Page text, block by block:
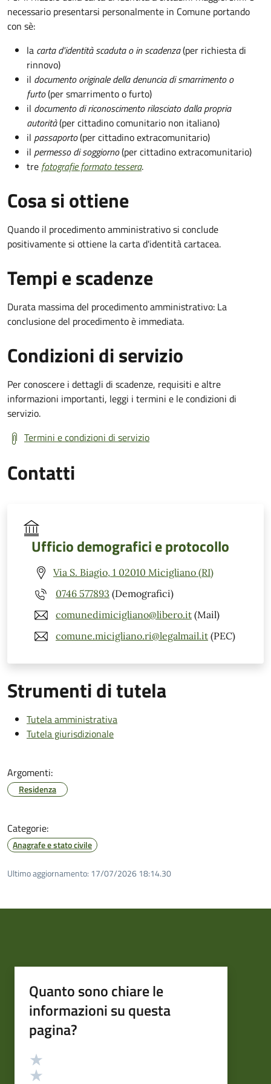
necessario presentarsi personalmente in Comune portando
con sè:
la carta d'identità scaduta o in scadenza(per richiesta di
rinnovo)
il documento originale della denuncia di smarrimento o
furto(per smarrimento o furto)
il documento di riconoscimento rilasciato dalla propria
autorità(per cittadino comunitario non italiano)
il passaporto(per cittadino extracomunitario)
il permesso di soggiorno(per cittadino extracomunitario)
tre fotografie formato tessera.
Cosa si ottiene
Quando il procedimento amministrativo si conclude
positivamente si ottiene la carta d'identità cartacea.
Tempi e scadenze
Durata massima del procedimento amministrativo: La
conclusione del procedimento è immediata.
Condizioni di servizio
Per conoscere i dettagli di scadenze, requisiti e altre
informazioni importanti, leggi i termini e le condizioni di
servizio.
Termini e condizioni di servizio
Contatti
Ufficio demografici e protocollo
Via S. Biagio, 1 02010 Micigliano (RI)
0746 577893 (Demografici)
comunedimicigliano@libero.it (Mail)
comune.micigliano.ri@legalmail.it (PEC)
Strumenti di tutela
Tutela amministrativa
Tutela giurisdizionale
Argomenti:
Residenza
Categorie:
Anagrafe e stato civile
Ultimo aggiornamento: 17/07/2026 18:14.30
Quanto sono chiare le
informazioni su questa
pagina?
Valutazione